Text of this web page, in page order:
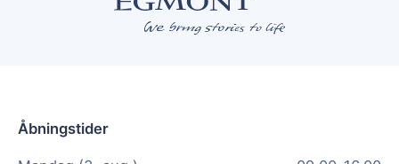
Åbningstider